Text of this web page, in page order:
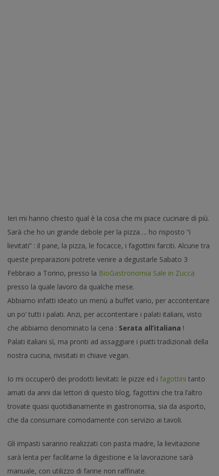
Ieri mi hanno chiesto qual è la cosa che mi piace cucinare di più.
Sarà che ho un grande debole per la pizza…. ho risposto “i
lievitati” : il pane, la pizza, le focacce, i fagottini farciti. Alcune tra
queste preparazioni potrete venire a degustarle Sabato 3
Febbraio a Torino, presso la BioGastronomia Sale in Zucca
presso la quale lavoro da qualche mese.
Abbiamo infatti ideato un menù a buffet vario, per accontentare
un po’ tutti i palati. Anzi, per accontentare i palati italiani, visto
che abbiamo denominato la cena : Serata all’italiana !
Palati italiani sì, ma pronti ad assaggiare i piatti tradizionali della
nostra cucina, rivisitati in chiave vegan.
Io mi occuperò dei prodotti lievitati: le pizze ed i fagottini tanto
amati da anni dai lettori di questo blog, fagottini che tra l’altro
trovate quasi quotidianamente in gastronomia, sia da asporto,
che da consumare comodamente con servizio ai tavoli.
Gli impasti saranno realizzati con pasta madre, la lievitazione
sarà lenta per facilitarne la digestione e la lavorazione sarà
manuale, con utilizzo di farine non raffinate.